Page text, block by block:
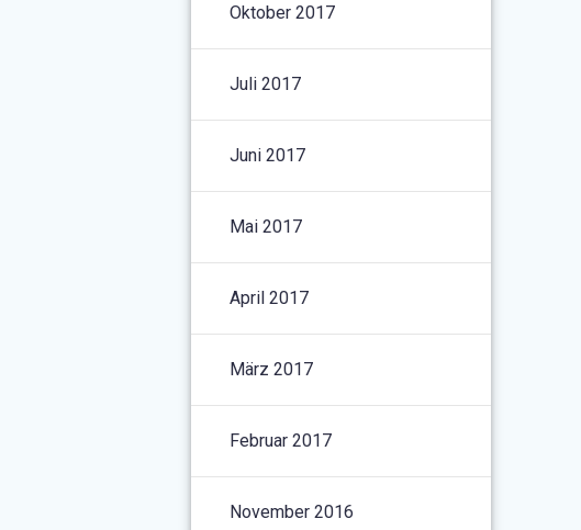
Oktober 2017
Juli 2017
Juni 2017
Mai 2017
April 2017
März 2017
Februar 2017
November 2016